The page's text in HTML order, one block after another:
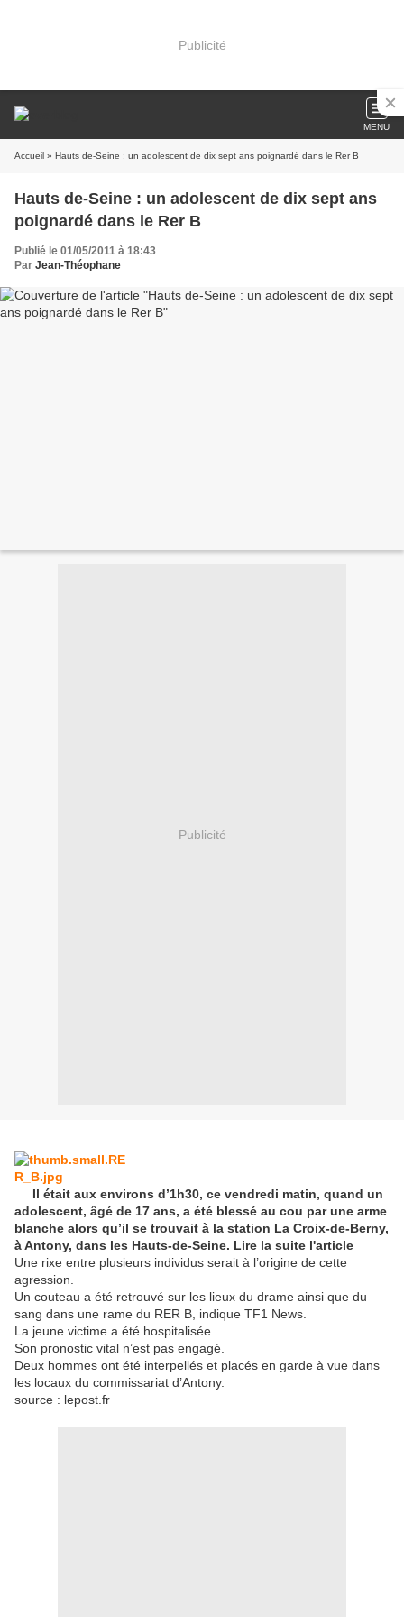
Publicité
MENU
Accueil » Hauts de-Seine : un adolescent de dix sept ans poignardé dans le Rer B
Hauts de-Seine : un adolescent de dix sept ans
poignardé dans le Rer B
Publié le 01/05/2011 à 18:43
Par Jean-Théophane
Publicité
Il était aux environs d’1h30, ce vendredi matin, quand un
adolescent, âgé de 17 ans, a été blessé au cou par une arme
blanche alors qu’il se trouvait à la station La Croix-de-Berny,
à Antony, dans les Hauts-de-Seine. Lire la suite l'article
Une rixe entre plusieurs individus serait à l’origine de cette
agression.
Un couteau a été retrouvé sur les lieux du drame ainsi que du
sang dans une rame du RER B, indique TF1 News.
La jeune victime a été hospitalisée.
Son pronostic vital n’est pas engagé.
Deux hommes ont été interpellés et placés en garde à vue dans
les locaux du commissariat d’Antony.
source : lepost.fr